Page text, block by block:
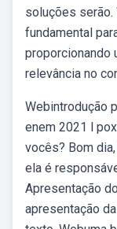
soluções serão.
fundamental
proporcionando
relevância no
Webintrodução
enem 2021 l
vocês? Bom
ela é
Apresentação
apresentação